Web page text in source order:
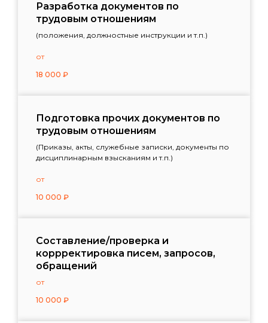
Разработка документов по
трудовым отношениям
(положения, должностные инструкции и т.п.)
от
18 000 ₽
Подготовка прочих документов по
трудовым отношениям
(Приказы, акты, служебные записки, документы по
дисциплинарным взысканиям и т.п.)
от
10 000 ₽
Составление/проверка и
коррректировка писем, запросов,
обращений
от
10 000 ₽